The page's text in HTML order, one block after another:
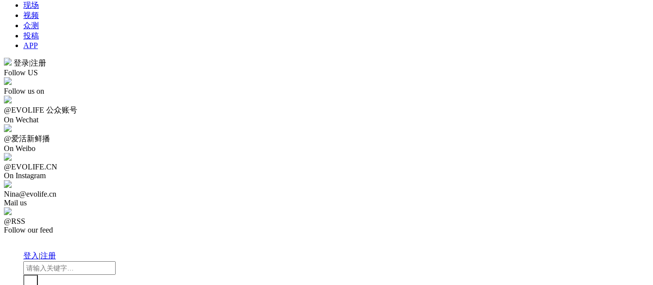
现场
视频
众测
投稿
APP
登录|注册
Follow US
Follow us on
@EVOLIFE 公众账号
On Wechat
@爱活新鲜播
On Weibo
@EVOLIFE.CN
On Instagram
Nina@evolife.cn
Mail us
@RSS
Follow our feed
登入|注册